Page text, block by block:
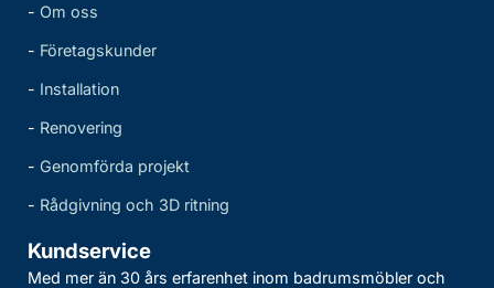
- Om oss
- Företagskunder
- Installation
- Renovering
- Genomförda projekt
- Rådgivning och 3D ritning
Kundservice
Med mer än 30 års erfarenhet inom badrumsmöbler och